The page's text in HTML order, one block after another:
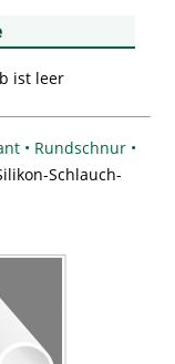
ist leer
• Rundschnur •
Schlauch-